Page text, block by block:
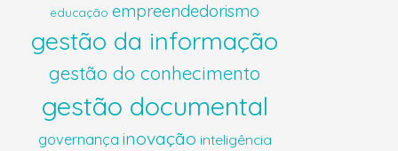
educação empreendedorismo
gestão da informação
gestão do conhecimento
gestão documental
governança inovação inteligência